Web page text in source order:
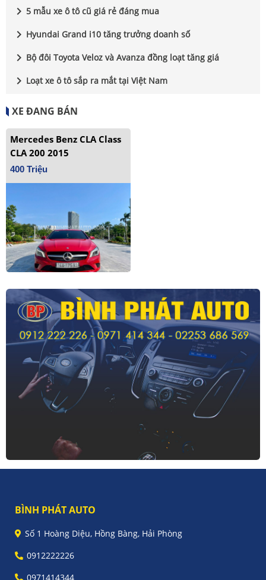
chevron_right 5 mẫu xe ô tô cũ giá rẻ đáng mua
chevron_right Hyundai Grand i10 tăng trưởng doanh số
chevron_right Bộ đôi Toyota Veloz và Avanza đồng loạt tăng giá
chevron_right Loạt xe ô tô sắp ra mắt tại Việt Nam
XE ĐANG BÁN
Mercedes Benz CLA Class
CLA 200 2015
400 Triệu
BÌNH PHÁT AUTO
Số 1 Hoàng Diệu, Hồng Bàng, Hải Phòng
0912222226
0971414344